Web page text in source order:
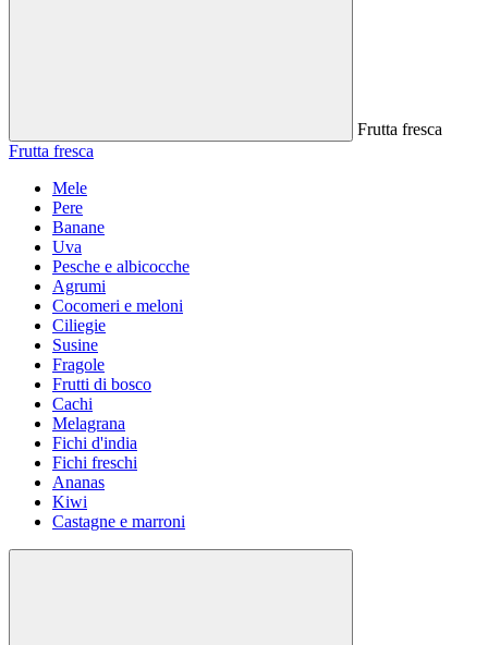
Frutta fresca
Frutta fresca
Mele
Pere
Banane
Uva
Pesche e albicocche
Agrumi
Cocomeri e meloni
Ciliegie
Susine
Fragole
Frutti di bosco
Cachi
Melagrana
Fichi d'india
Fichi freschi
Ananas
Kiwi
Castagne e marroni